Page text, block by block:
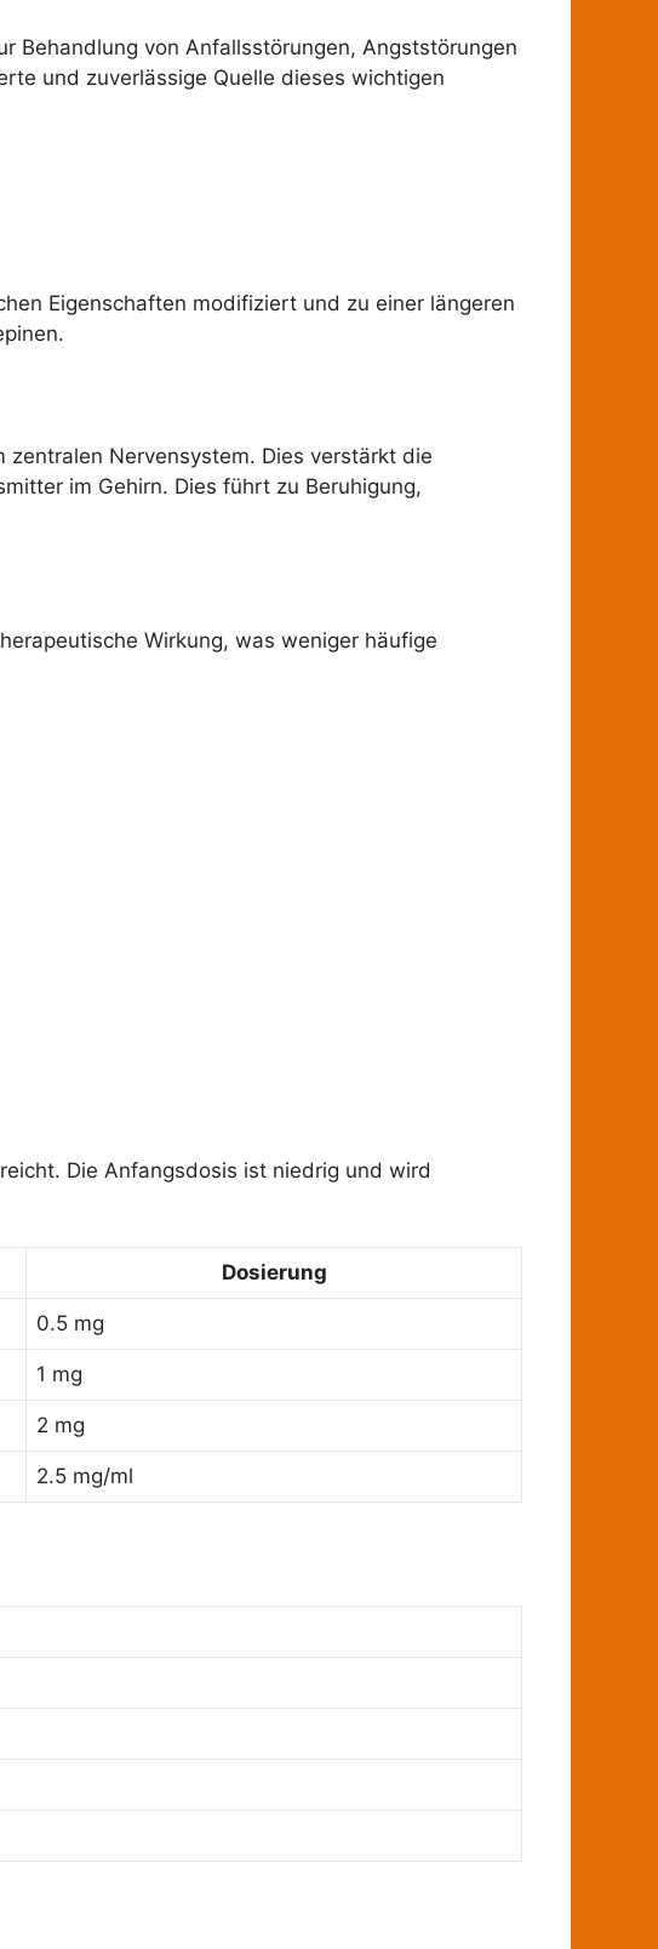
Behandlung von Anfallsstörungen, Angststörungen
und zuverlässige Quelle dieses wichtigen
Eigenschaften modifiziert und zu einer längeren
Nervensystem. Dies verstärkt die
im Gehirn. Dies führt zu Beruhigung,
Wirkung, was weniger häufige
Die Anfangsdosis ist niedrig und wird
Dosierung
0.5 mg
1 mg
2 mg
2.5 mg/ml